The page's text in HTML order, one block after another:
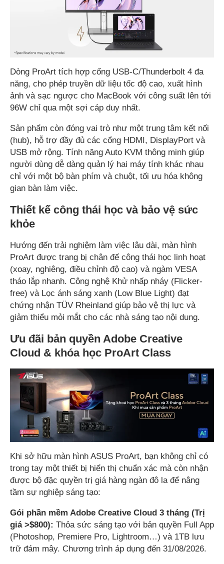
Dòng ProArt tích hợp cổng USB-C/Thunderbolt 4 đa
năng, cho phép truyền dữ liệu tốc độ cao, xuất hình
ảnh và sạc ngược cho MacBook với công suất lên tới
96W chỉ qua một sợi cáp duy nhất.
Sản phẩm còn đóng vai trò như một trung tâm kết nối
(hub), hỗ trợ đầy đủ các cổng HDMI, DisplayPort và
USB mở rộng. Tính năng Auto KVM thông minh giúp
người dùng dễ dàng quản lý hai máy tính khác nhau
chỉ với một bộ bàn phím và chuột, tối ưu hóa không
gian bàn làm việc.
Thiết kế công thái học và bảo vệ sức
khỏe
Hướng đến trải nghiệm làm việc lâu dài, màn hình
ProArt được trang bị chân đế công thái học linh hoạt
(xoay, nghiêng, điều chỉnh độ cao) và ngàm VESA
tháo lắp nhanh. Công nghệ Khử nhấp nháy (Flicker-
free) và Lọc ánh sáng xanh (Low Blue Light) đạt
chứng nhận TÜV Rheinland giúp bảo vệ thị lực và
giảm thiểu mỏi mắt cho các nhà sáng tạo nội dung.
Ưu đãi bản quyền Adobe Creative
Cloud & khóa học ProArt Class
Khi sở hữu màn hình ASUS ProArt, bạn không chỉ có
trong tay một thiết bị hiển thị chuẩn xác mà còn nhận
được bộ đặc quyền trị giá hàng ngàn đô la để nâng
tầm sự nghiệp sáng tạo:
Gói phần mềm Adobe Creative Cloud 3 tháng (Trị
giá >$800): Thỏa sức sáng tạo với bản quyền Full App
(Photoshop, Premiere Pro, Lightroom…) và 1TB lưu
trữ đám mây. Chương trình áp dụng đến 31/08/2026.